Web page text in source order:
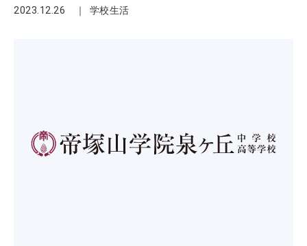
2023.12.26 学校生活